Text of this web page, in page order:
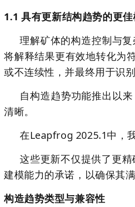
1.1 具有更新结构趋势的更佳
理解矿体的构造控制与
将解释结果更有效地转化为
或不连续性，并最终用于识
自构造趋势功能推出以
清晰。
在Leapfrog 2025.1中，
这些更新不仅提供了更
建模能力的承诺，以确保其
构造趋势类型与兼容性